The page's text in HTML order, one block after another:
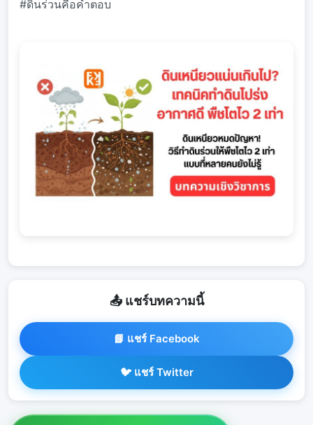
#ดินร่วนคือคำตอบ
📤 แชร์บทความนี้
📘 แชร์ Facebook
🐦 แชร์ Twitter